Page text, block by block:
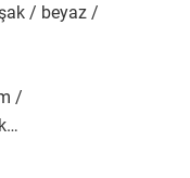
/ beyaz /
/